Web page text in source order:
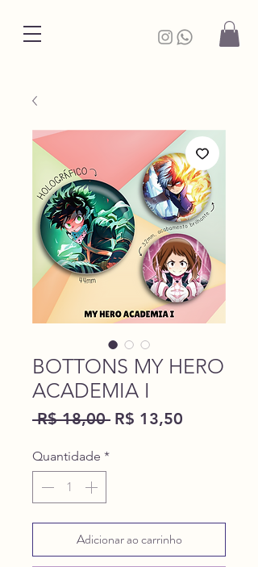
BOTTONS MY HERO
ACADEMIA I
R$ 18,00 Preço
R$ 13,50
Quantidade *
Adicionar ao carrinho